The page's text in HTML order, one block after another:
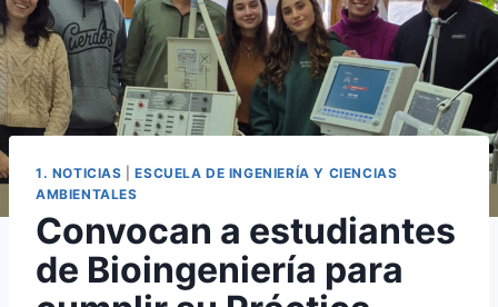
1. NOTICIAS |ESCUELA DE INGENIERÍA Y CIENCIAS
AMBIENTALES
Convocan a estudiantes
de Bioingeniería para